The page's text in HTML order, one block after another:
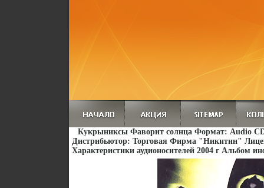
Кукрыниксы Фаворит солнца Формат: Audio CD
Дистрибьютор: Торговая Фирма "Никитин"
Характеристики аудионосителей 2004 г Альбом